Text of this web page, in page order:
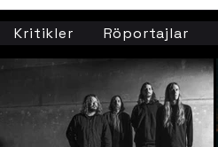
Kritikler Röportajlar